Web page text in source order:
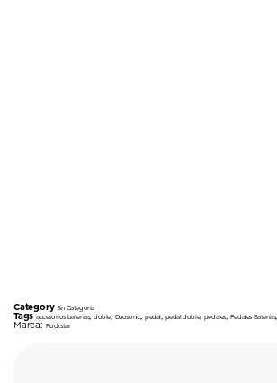
Category Sin Categoría
Tags accesorios baterias,doble Duosonic,pedal pedal doble, pedales Pedales Baterías,
Marca: Rockstar